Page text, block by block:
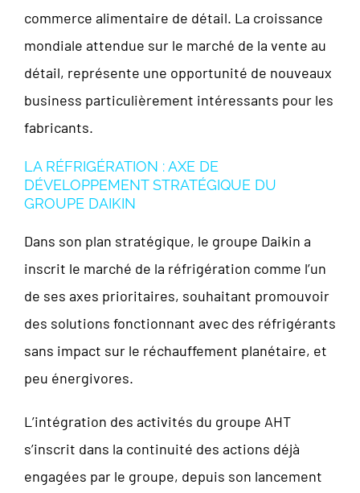
commerce alimentaire de détail. La croissance
mondiale attendue sur le marché de la vente au
détail, représente une opportunité de nouveaux
business particulièrement intéressants pour les
fabricants.
LA RÉFRIGÉRATION : AXE DE
DÉVELOPPEMENT STRATÉGIQUE DU
GROUPE DAIKIN
Dans son plan stratégique, le groupe Daikin a
inscrit le marché de la réfrigération comme l’un
de ses axes prioritaires, souhaitant promouvoir
des solutions fonctionnant avec des réfrigérants
sans impact sur le réchauffement planétaire, et
peu énergivores.
L’intégration des activités du groupe AHT
s’inscrit dans la continuité des actions déjà
engagées par le groupe, depuis son lancement